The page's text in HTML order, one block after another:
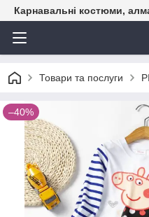
Карнавальні костюми,
Товари та послуги
–40%